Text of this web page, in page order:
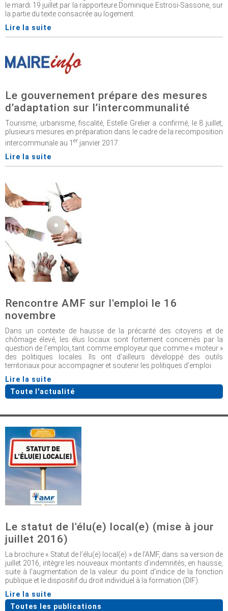
le mardi 19 juillet par la rapporteure Dominique Estrosi-Sassone, sur
la partie du texte consacrée au logement.
Lire la suite
Le gouvernement prépare des mesures
d’adaptation sur l’intercommunalité
Tourisme, urbanisme, fiscalité, Estelle Grelier a confirmé, le 8 juillet,
plusieurs mesures en préparation dans le cadre de la recomposition
intercommunale au 1 er janvier 2017.
Lire la suite
Rencontre AMF sur l'emploi le 16
novembre
Dans un contexte de hausse de la précarité des citoyens et de
chômage élevé, les élus locaux sont fortement concernés par la
question de l’emploi, tant comme employeur que comme « moteur »
des politiques locales. Ils ont d’ailleurs développé des outils
territoriaux pour accompagner et soutenir les politiques d’emploi.
Lire la suite
Toute l'actualité
Le statut de l'élu(e) local(e) (mise à jour
juillet 2016)
La brochure « Statut de l’élu(e) local(e) » de l’AMF, dans sa version de
juillet 2016, intègre les nouveaux montants d’indemnités, en hausse,
suite à l’augmentation de la valeur du point d’indice de la fonction
publique et le dispositif du droit individuel à la formation (DIF).
Lire la suite
Toutes les publications